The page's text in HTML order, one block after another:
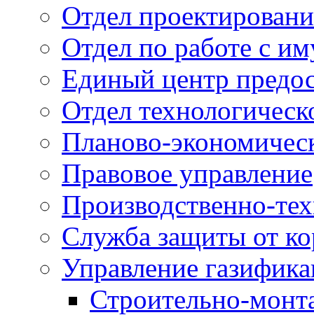
Отдел
Отдел по работе с
Единый центр
Отдел
Планово-
Правовое управление
Производственно-
Служба защиты от
Управление
Строительно-